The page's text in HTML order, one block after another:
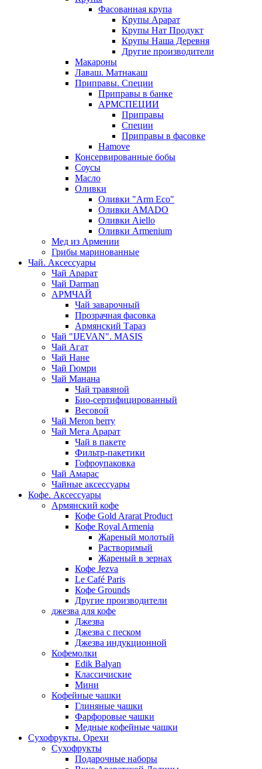
Фасованная крупа
Крупы Арарат
Крупы Нат Продукт
Крупы Наша Деревня
Другие производители
Макароны
Лаваш. Матнакаш
Приправы. Специи
Приправы в банке
АРМСПЕЦИИ
Приправы
Специи
Приправы в фасовке
Hamove
Консервированные бобы
Соусы
Масло
Оливки
Оливки "Arm Eco"
Оливки AMADO
Оливки Aiello
Оливки Armenium
Мед из Армении
Грибы маринованные
Чай. Аксессуары
Чай Арарат
Чай Darman
АРМЧАЙ
Чай заварочный
Прозрачная фасовка
Армянский Тараз
Чай "IJEVAN". MASIS
Чай Агат
Чай Нане
Чай Гюмри
Чай Манана
Чай травяной
Био-сертифицированный
Весовой
Чай Meron berry
Чай Мега Арарат
Чай в пакете
Фильтр-пакетики
Гофроупаковка
Чай Амарас
Чайные аксессуары
Кофе. Аксессуары
Армянский кофе
Кофе Gold Ararat Product
Кофе Royal Armenia
Жареный молотый
Растворимый
Жареный в зернах
Кофе Jezva
Le Café Paris
Кофе Grounds
Другие производители
джезва для кофе
Джезва
Джезва с песком
Джезва индукционной
Кофемолки
Edik Balyan
Классичиские
Мини
Кофейные чашки
Глиняные чашки
Фарфоровые чашки
Медные кофейные чашки
Сухофрукты. Орехи
Сухофрукты
Подарочные наборы